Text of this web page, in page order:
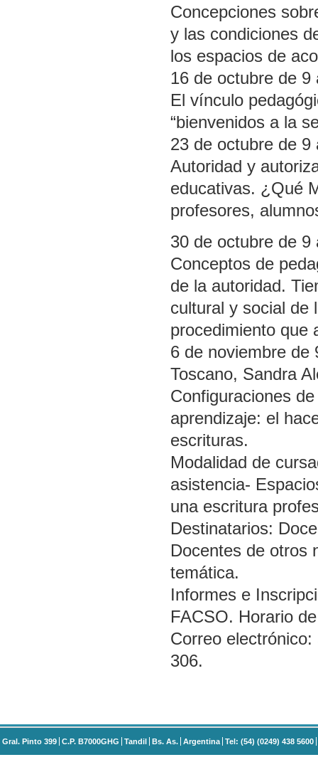
Concepciones
y las condiciones
los espacios de
16 de octubre de 9
El vínculo
“bienvenidos a la
23 de octubre de 9
Autoridad y
educativas. ¿Qué
profesores,
30 de octubre de
Conceptos de
de la autoridad.
cultural y social de
procedimiento que
6 de noviembre de
Toscano, Sandra
Configuraciones
aprendizaje: el
escrituras.
Modalidad de
asistencia-
una escritura
Destinatarios:
Docentes de otros
temática.
Informes e
FACSO. Horario
Correo electrónico:
306.
Gral. Pinto 399 C.P. B7000GHG Tandil Bs. As. Argentina Tel: (54) (0249) 438 5600